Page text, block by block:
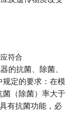
符合
的抗菌、除菌、
定的要求：在模
菌（除菌）率大于
有抗菌功能，必